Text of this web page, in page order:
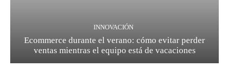
INNOVACIÓN
Ecommerce durante el verano: cómo evitar perder
ventas mientras el equipo está de vacaciones